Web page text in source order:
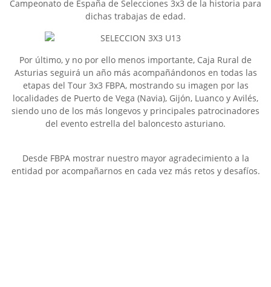
Campeonato de España de Selecciones 3x3 de la historia para
dichas trabajas de edad.
Por último, y no por ello menos importante, Caja Rural de
Asturias seguirá un año más acompañándonos en todas las
etapas del Tour 3x3 FBPA, mostrando su imagen por las
localidades de Puerto de Vega (Navia), Gijón, Luanco y Avilés,
siendo uno de los más longevos y principales patrocinadores
del evento estrella del baloncesto asturiano.
Desde FBPA mostrar nuestro mayor agradecimiento a la
entidad por acompañarnos en cada vez más retos y desafíos.